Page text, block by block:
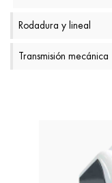
Rodadura y lineal
Transmisión mecánica